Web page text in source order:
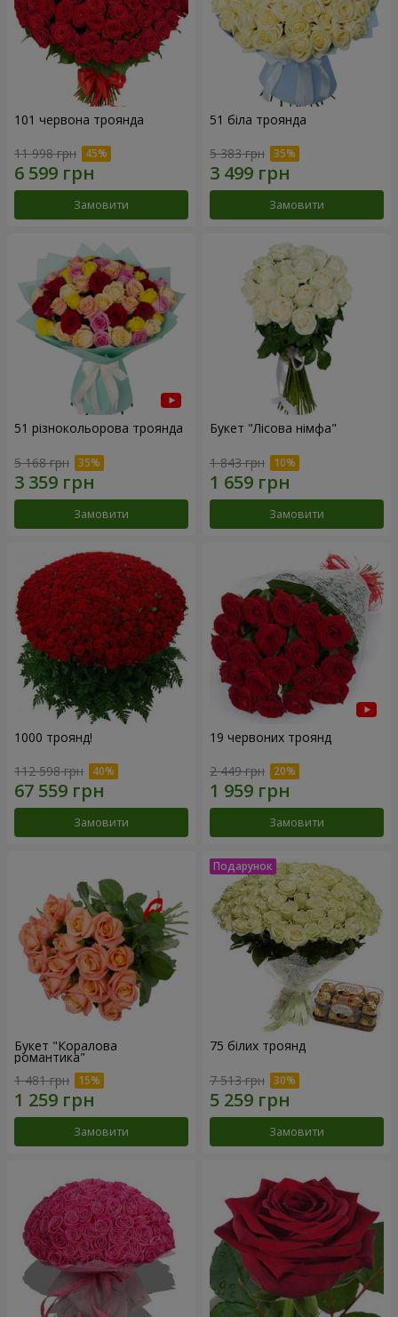
101 червона троянда
11 998 грн
Замовити
51 біла троянда
5 383 грн
Замовити
51 різнокольорова троянда
5 168 грн
Замовити
Букет "Лісова німфа"
1 843 грн
Замовити
1000 троянд!
112 598 грн
Замовити
19 червоних троянд
2 449 грн
Замовити
Букет "Коралова
романтика"
1 481 грн
Замовити
75 білих троянд
7 513 грн
Замовити